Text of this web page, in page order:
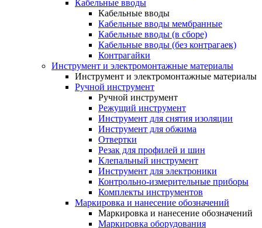
Кабельные вводы
Кабельные вводы
Кабельные вводы мембранные
Кабельные вводы (в сборе)
Кабельные вводы (без контрагаек)
Контрагайки
Инструмент и электромонтажные материалы
Инструмент и электромонтажные материалы
Ручной инструмент
Ручной инструмент
Режущий инструмент
Инструмент для снятия изоляции
Инструмент для обжима
Отвертки
Резак для профилей и шин
Клепальный инструмент
Инструмент для электроники
Контрольно-измерительные приборы
Комплекты инструментов
Маркировка и нанесение обозначений
Маркировка и нанесение обозначений
Маркировка оборудования